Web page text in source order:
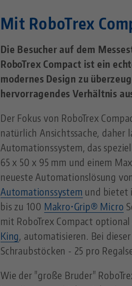
Mit RoboTrex
Die Besucher auf dem
RoboTrex Compact ist ein
modernes Design zu
hervorragendes Verhältnis
Der Fokus von RoboTrex
natürlich Ansichtssache, daher
Automationssystem, das
65 x 50 x 95 mm und einem
neueste Automationslösung
Automationssystem und bietet
bis zu 100 Makro•Grip® Micro
mit RoboTrex Compact
King, automatisieren. Bei
Schraubstöcken - 25 pro
Wie der "große Bruder"